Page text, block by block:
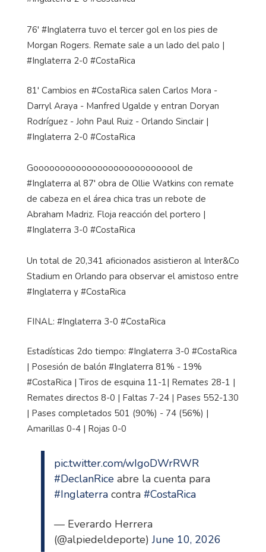
76' #Inglaterra tuvo el tercer gol en los pies de
Morgan Rogers. Remate sale a un lado del palo |
#Inglaterra 2-0 #CostaRica
81' Cambios en #CostaRica salen Carlos Mora -
Darryl Araya - Manfred Ugalde y entran Doryan
Rodríguez - John Paul Ruiz - Orlando Sinclair |
#Inglaterra 2-0 #CostaRica
Goooooooooooooooooooooooooool de
#Inglaterra al 87' obra de Ollie Watkins con remate
de cabeza en el área chica tras un rebote de
Abraham Madriz. Floja reacción del portero |
#Inglaterra 3-0 #CostaRica
Un total de 20,341 aficionados asistieron al Inter&Co
Stadium en Orlando para observar el amistoso entre
#Inglaterra y #CostaRica
FINAL: #Inglaterra 3-0 #CostaRica
Estadísticas 2do tiempo: #Inglaterra 3-0 #CostaRica
| Posesión de balón #Inglaterra 81% - 19%
#CostaRica | Tiros de esquina 11-1| Remates 28-1 |
Remates directos 8-0 | Faltas 7-24 | Pases 552-130
| Pases completados 501 (90%) - 74 (56%) |
Amarillas 0-4 | Rojas 0-0
pic.twitter.com/wIgoDWrRWR
#DeclanRice abre la cuenta para
#Inglaterra contra#CostaRica
— Everardo Herrera
(@alpiedeldeporte)June 10, 2026